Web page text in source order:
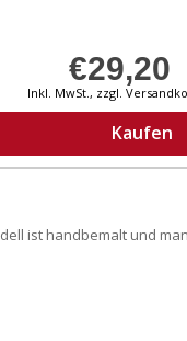
€29,20
Inkl. MwSt., zzgl.
Kaufen
ist handbemalt und